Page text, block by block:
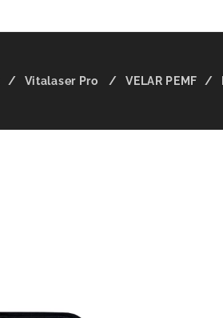
Vitalaser Pro VELAR PEMF